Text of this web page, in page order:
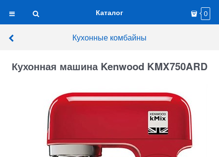
Каталог 0
Кухонные комбайны
Кухонная машина Kenwood KMX750ARD